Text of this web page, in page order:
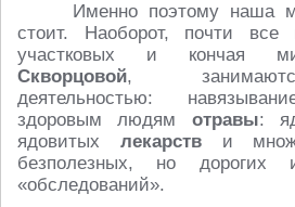
Именно поэтому наша
стоит. Наоборот, почти все
участковых и кончая
Скворцовой,
деятельностью:
здоровым людям отравы:
ядовитых лекарстви
безполезных, но дорогих
«обследований».